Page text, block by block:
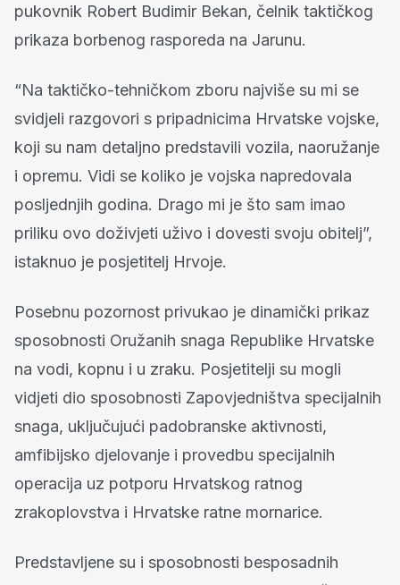
pukovnik Robert Budimir Bekan, čelnik taktičkog
prikaza borbenog rasporeda na Jarunu.
“Na taktičko-tehničkom zboru najviše su mi se
svidjeli razgovori s pripadnicima Hrvatske vojske,
koji su nam detaljno predstavili vozila, naoružanje
i opremu. Vidi se koliko je vojska napredovala
posljednjih godina. Drago mi je što sam imao
priliku ovo doživjeti uživo i dovesti svoju obitelj”,
istaknuo je posjetitelj Hrvoje.
Posebnu pozornost privukao je dinamički prikaz
sposobnosti Oružanih snaga Republike Hrvatske
na vodi, kopnu i u zraku. Posjetitelji su mogli
vidjeti dio sposobnosti Zapovjedništva specijalnih
snaga, uključujući padobranske aktivnosti,
amfibijsko djelovanje i provedbu specijalnih
operacija uz potporu Hrvatskog ratnog
zrakoplovstva i Hrvatske ratne mornarice.
Predstavljene su i sposobnosti besposadnih